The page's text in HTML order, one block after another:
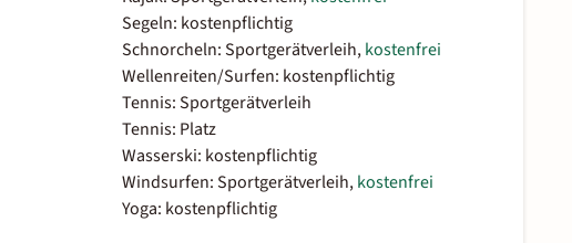
Segeln: kostenpflichtig
Schnorcheln: Sportgerätverleih,kostenfrei
Wellenreiten/Surfen: kostenpflichtig
Tennis: Sportgerätverleih
Tennis: Platz
Wasserski: kostenpflichtig
Windsurfen: Sportgerätverleih,kostenfrei
Yoga: kostenpflichtig